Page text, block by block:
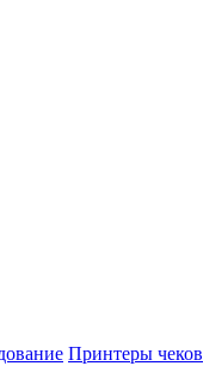
Принтеры чеков